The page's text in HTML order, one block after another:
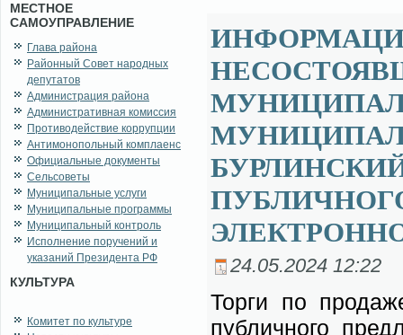
МЕСТНОЕ
САМОУПРАВЛЕНИЕ
Глава района
Районный Совет народных
депутатов
Администрация района
Административная комиссия
Противодействие коррупции
Антимонопольный комплаенс
Официальные документы
Сельсоветы
Муниципальные услуги
Муниципальные программы
Муниципальный контроль
Исполнение поручений и
указаний Президента РФ
КУЛЬТУРА
Комитет по культуре
24.05.2024 12:22
Тор­ги по
пуб­лич­но­го